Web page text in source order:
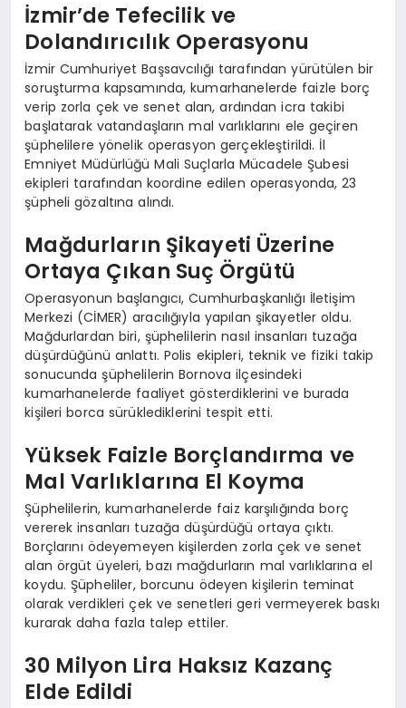
İzmir’de Tefecilik ve
Dolandırıcılık Operasyonu
İzmir Cumhuriyet Başsavcılığı tarafından yürütülen bir
soruşturma kapsamında, kumarhanelerde faizle borç
verip zorla çek ve senet alan, ardından icra takibi
başlatarak vatandaşların mal varlıklarını ele geçiren
şüphelilere yönelik operasyon gerçekleştirildi. İl
Emniyet Müdürlüğü Mali Suçlarla Mücadele Şubesi
ekipleri tarafından koordine edilen operasyonda, 23
şüpheli gözaltına alındı.
Mağdurların Şikayeti Üzerine
Ortaya Çıkan Suç Örgütü
Operasyonun başlangıcı, Cumhurbaşkanlığı İletişim
Merkezi (CİMER) aracılığıyla yapılan şikayetler oldu.
Mağdurlardan biri, şüphelilerin nasıl insanları tuzağa
düşürdüğünü anlattı. Polis ekipleri, teknik ve fiziki takip
sonucunda şüphelilerin Bornova ilçesindeki
kumarhanelerde faaliyet gösterdiklerini ve burada
kişileri borca sürüklediklerini tespit etti.
Yüksek Faizle Borçlandırma ve
Mal Varlıklarına El Koyma
Şüphelilerin, kumarhanelerde faiz karşılığında borç
vererek insanları tuzağa düşürdüğü ortaya çıktı.
Borçlarını ödeyemeyen kişilerden zorla çek ve senet
alan örgüt üyeleri, bazı mağdurların mal varlıklarına el
koydu. Şüpheliler, borcunu ödeyen kişilerin teminat
olarak verdikleri çek ve senetleri geri vermeyerek baskı
kurarak daha fazla talep ettiler.
30 Milyon Lira Haksız Kazanç
Elde Edildi